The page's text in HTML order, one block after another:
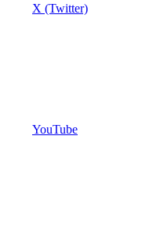
X (Twitter)
YouTube